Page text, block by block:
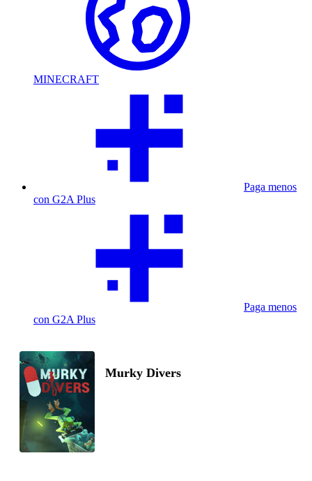
MINECRAFT
Paga menos
con G2A Plus
Paga menos
con G2A Plus
Murky Divers